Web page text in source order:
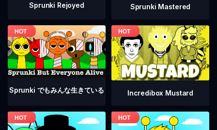
Sprunki Rejoyed Sprunki Mastered
Sprunki でもみんな生きている Incredibox Mustard